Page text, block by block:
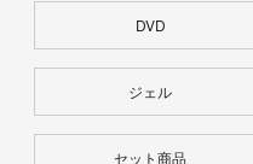
DVD
ジェル
セット商品